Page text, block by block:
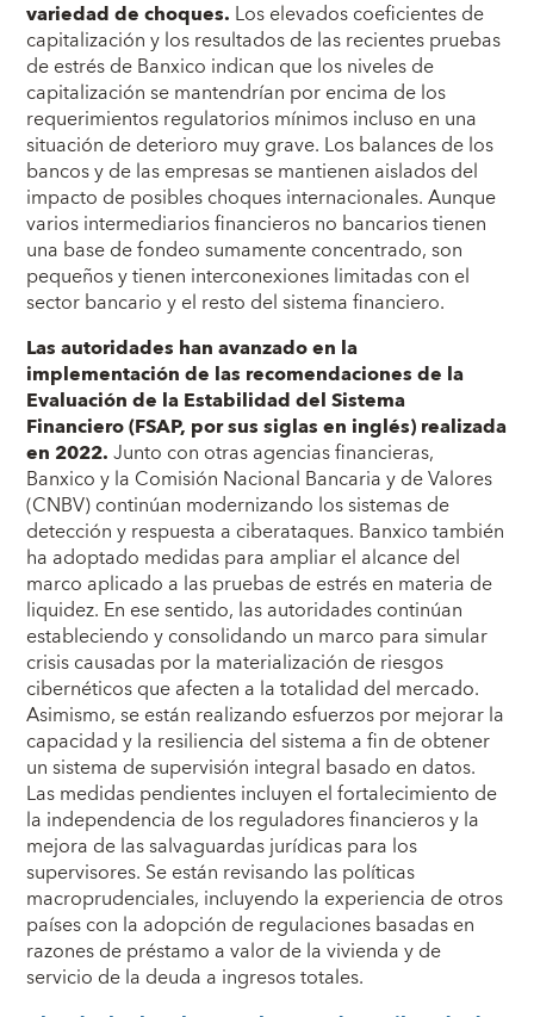
variedad de choques. Los elevados coeficientes de
capitalización y los resultados de las recientes pruebas
de estrés de Banxico indican que los niveles de
capitalización se mantendrían por encima de los
requerimientos regulatorios mínimos incluso en una
situación de deterioro muy grave. Los balances de los
bancos y de las empresas se mantienen aislados del
impacto de posibles choques internacionales. Aunque
varios intermediarios financieros no bancarios tienen
una base de fondeo sumamente concentrado, son
pequeños y tienen interconexiones limitadas con el
sector bancario y el resto del sistema financiero.
Las autoridades han avanzado en la
implementación de las recomendaciones de la
Evaluación de la Estabilidad del Sistema
Financiero (FSAP, por sus siglas en inglés) realizada
en 2022.Junto con otras agencias financieras,
Banxico y la Comisión Nacional Bancaria y de Valores
(CNBV) continúan modernizando los sistemas de
detección y respuesta a ciberataques. Banxico también
ha adoptado medidas para ampliar el alcance del
marco aplicado a las pruebas de estrés en materia de
liquidez. En ese sentido, las autoridades continúan
estableciendo y consolidando un marco para simular
crisis causadas por la materialización de riesgos
cibernéticos que afecten a la totalidad del mercado.
Asimismo, se están realizando esfuerzos por mejorar la
capacidad y la resiliencia del sistema a fin de obtener
un sistema de supervisión integral basado en datos.
Las medidas pendientes incluyen el fortalecimiento de
la independencia de los reguladores financieros y la
mejora de las salvaguardas jurídicas para los
supervisores. Se están revisando las políticas
macroprudenciales, incluyendo la experiencia de otros
países con la adopción de regulaciones basadas en
razones de préstamo a valor de la vivienda y de
servicio de la deuda a ingresos totales.